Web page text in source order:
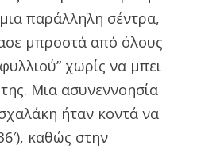
παράλληλη σέντρα,
μπροστά από όλους
χωρίς να μπει
Μια ασυνεννοησία
ήταν κοντά να
καθώς στην